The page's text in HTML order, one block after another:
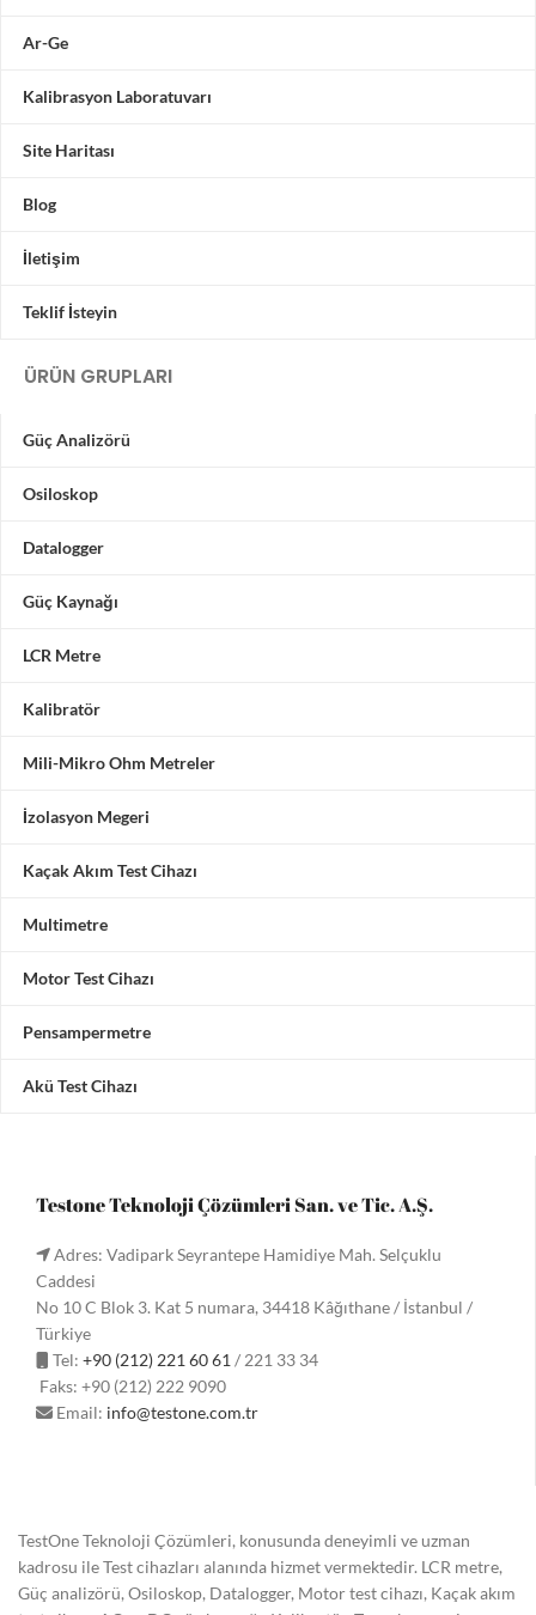
Ar-Ge
Kalibrasyon Laboratuvarı
Site Haritası
Blog
İletişim
Teklif İsteyin
ÜRÜN GRUPLARI
Güç Analizörü
Osiloskop
Datalogger
Güç Kaynağı
LCR Metre
Kalibratör
Mili-Mikro Ohm Metreler
İzolasyon Megeri
Kaçak Akım Test Cihazı
Multimetre
Motor Test Cihazı
Pensampermetre
Akü Test Cihazı
Testone Teknoloji Çözümleri San. ve Tic. A.Ş.
Adres: Vadipark Seyrantepe Hamidiye Mah. Selçuklu
Caddesi
No 10 C Blok 3. Kat 5 numara, 34418 Kâğıthane / İstanbul /
Türkiye
Tel: +90 (212) 221 60 61 / 221 33 34
Faks: +90 (212) 222 9090
Email: info@testone.com.tr
TestOne Teknoloji Çözümleri, konusunda deneyimli ve uzman
kadrosu ile Test cihazları alanında hizmet vermektedir. LCR metre,
Güç analizörü, Osiloskop, Datalogger, Motor test cihazı, Kaçak akım